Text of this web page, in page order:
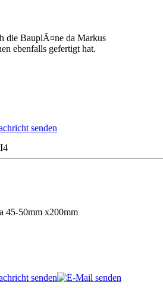
die BauplÃ¤ne da Markus
ebenfalls gefertigt hat.
45-50mm x200mm